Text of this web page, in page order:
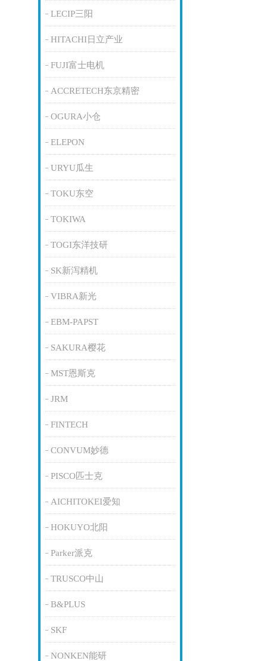
LECIP三阳
HITACHI日立产业
FUJI富士电机
ACCRETECH东京精密
OGURA小仓
ELEPON
URYU瓜生
TOKU东空
TOKIWA
TOGI东洋技研
SK新泻精机
VIBRA新光
EBM-PAPST
SAKURA樱花
MST恩斯克
JRM
FINTECH
CONVUM妙德
PISCO匹士克
AICHITOKEI爱知
HOKUYO北阳
Parker派克
TRUSCO中山
B&PLUS
SKF
NONKEN能研